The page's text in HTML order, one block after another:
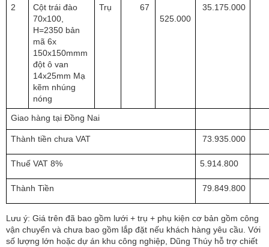
2
Cột trái đào
70x100,
H=2350 bản
mã 6x
150x150mmm
đột ô van
14x25mm Mạ
kẽm nhúng
nóng
Trụ
67
525.000
35.175.000
Giao hàng tại Đồng Nai
Thành tiền chưa VAT 73.935.000
Thuế VAT 8% 5.914.800
Thành Tiền 79.849.800
Lưu ý: Giá trên đã bao gồm lưới + trụ + phụ kiện cơ bản gồm công
vận chuyển và chưa bao gồm lắp đặt nếu khách hàng yêu cầu. Với
số lượng lớn hoặc dự án khu công nghiệp, Dũng Thúy hỗ trợ chiết